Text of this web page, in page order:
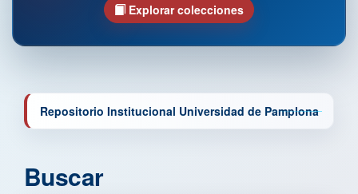
Explorar colecciones
Repositorio Institucional Universidad de Pamplona
Buscar